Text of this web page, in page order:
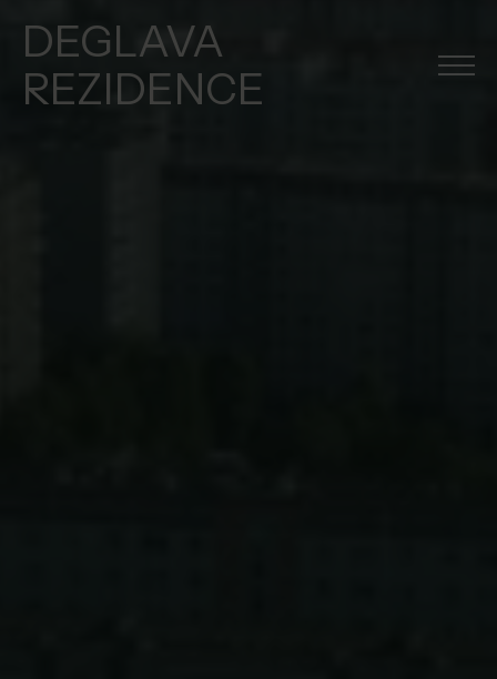
DEGLAVA
REZIDENCE